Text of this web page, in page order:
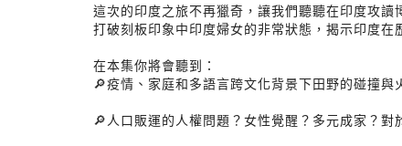
這次的印度之旅不再獵奇，讓我們聽聽在印度攻
打破刻板印象中印度婦女的非常狀態，揭示印度在
在本集你將會聽到：
🔎疫情、家庭和多語言跨文化背景下田野的碰撞與
🔎人口販運的人權問題？女性覺醒？多元成家？